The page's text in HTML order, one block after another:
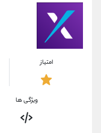
امتیاز
ویژگی ها